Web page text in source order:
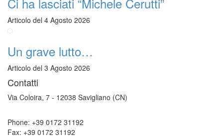
Articolo del 4 Agosto 2026
Un grave lutto…
Articolo del 3 Agosto 2026
Contatti
Via Coloira, 7 - 12038 Savigliano (CN)
Phone: +39 0172 31192
Fax: +39 0172 31192